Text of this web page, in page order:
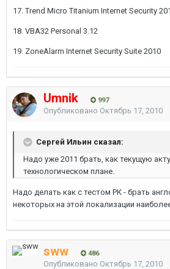
17. Trend Micro Titanium Internet Security
18. VBA32 Personal 3.12
19. ZoneAlarm Internet Security Suite 2010
Umnik 997
Опубликовано Октябрь 17, 2010
Сергей Ильин сказал:
Надо уже 2011 брать, как текущую
технологическом плане.
Надо делать как с тестом РК - брать
некоторых на этой локализации
sww 486
Опубликовано Октябрь 17, 2010